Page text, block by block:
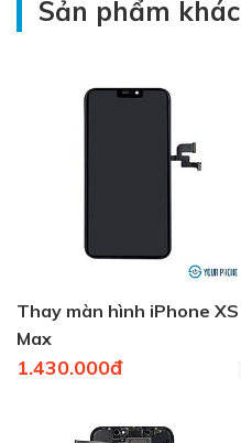
Sản phẩm khác
Thay màn hình iPhone XS
Max
1.430.000đ